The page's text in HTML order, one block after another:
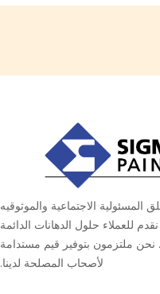
المسئولية الاجتماعية والموثوقيه
للعملاء حلول الدهانات الدائمة
نحن ملتزمون بتوفير قيم مستدامة
لأصحاب المصلحة لدينا.